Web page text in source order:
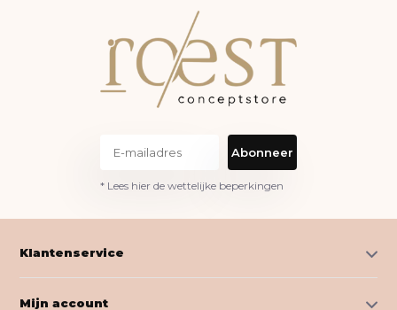
Abonneer
* Lees hier de wettelijke beperkingen
Klantenservice
Mijn account